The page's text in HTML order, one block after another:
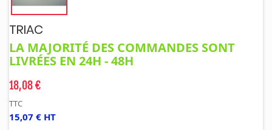
TRIAC
LA MAJORITÉ DES COMMANDES SONT
LIVRÉES EN 24H - 48H
18,08 €
TTC
15,07 € HT